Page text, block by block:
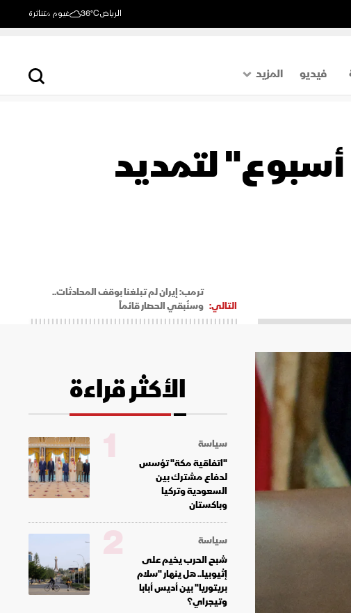
الرياض36°C غيوم متناثرة
فيديو
المزيد
اقتصاد
أسبوع" لتمديد
التالي:
ترمب: إيران لم تبلغنا بوقف المحادثات..
وسنُبقي الحصار قائماً
الأكثر قراءة
سياسة
"اتفاقية مكة" تؤسس
لدفاع مشترك بين
السعودية وتركيا
وباكستان
1
سياسة
شبح الحرب يخيم على
إثيوبيا.. هل ينهار "سلام
بريتوريا" بين أديس أبابا
وتيجراي؟
2